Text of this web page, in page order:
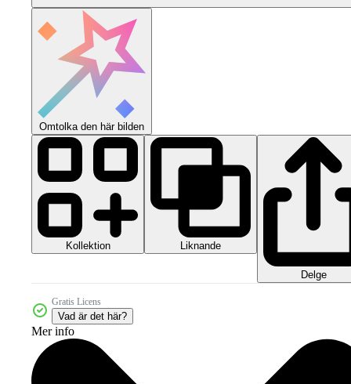
Omtolka den här bilden
Kollektion Liknande
Delge
Gratis Licens
Vad är det här?
Mer info